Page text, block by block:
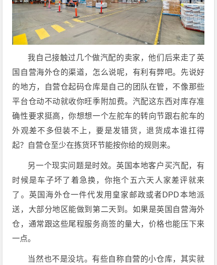
我自己接触过几个做汽配的卖家，他们后来走了英
国自营海外仓的渠道，怎么说呢，有利有弊吧。先说好
的地方，自营仓起码仓库是自己的团队在管，不像那些
平台仓动不动就收你旺季附加费。汽配这东西对库存准
确性要求挺高，你想想一个左舵车的转向节跟右舵车的
外观差不多但装不上，要是发错货，退货成本谁扛得
起？自营仓至少在拣货环节能按你给的规则来。
另一个现实问题是时效。英国本地客户买汽配，有
时候是车子坏了着急换，你拖个五六天人家差评就来
了。英国海外仓一件代发用皇家邮政或者DPD本地派
送，大部分地区能做到第二天到。如果是英国自营海外
仓，通常跟这些尾程服务商签的量大，价格也能压下来
一点。
当然也不是没坑。有些自称自营的小仓库，其实就